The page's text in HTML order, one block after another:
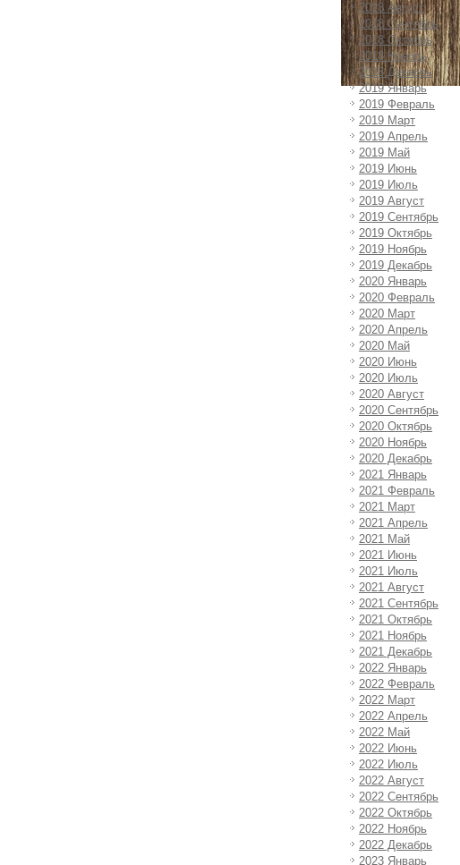
2018 Август
2018 Сентябрь
2018 Октябрь
2018 Ноябрь
2018 Декабрь
2019 Январь
2019 Февраль
2019 Март
2019 Апрель
2019 Май
2019 Июнь
2019 Июль
2019 Август
2019 Сентябрь
2019 Октябрь
2019 Ноябрь
2019 Декабрь
2020 Январь
2020 Февраль
2020 Март
2020 Апрель
2020 Май
2020 Июнь
2020 Июль
2020 Август
2020 Сентябрь
2020 Октябрь
2020 Ноябрь
2020 Декабрь
2021 Январь
2021 Февраль
2021 Март
2021 Апрель
2021 Май
2021 Июнь
2021 Июль
2021 Август
2021 Сентябрь
2021 Октябрь
2021 Ноябрь
2021 Декабрь
2022 Январь
2022 Февраль
2022 Март
2022 Апрель
2022 Май
2022 Июнь
2022 Июль
2022 Август
2022 Сентябрь
2022 Октябрь
2022 Ноябрь
2022 Декабрь
2023 Январь